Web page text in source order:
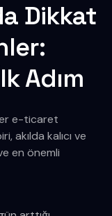
Dikkat
Adım
e-ticaret
akılda kalıcı ve
en önemli